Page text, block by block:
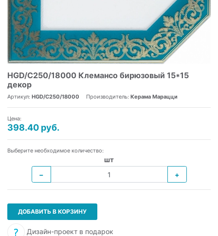
HGD/C250/18000 Клемансо бирюзовый 15*15
декор
Артикул: HGD/C250/18000 Производитель: Керама Марацци
Цена:
398.40 руб.
Выберите необходимое количество:
шт
−
+
ДОБАВИТЬ В КОРЗИНУ
Дизайн-проект в подарок